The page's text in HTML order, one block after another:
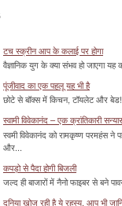
टच स्क्रीन आप के कलाई पर होगा
वैज्ञानिक युग के क्या संभव हो जाएगा
पूंजीवाद का एक पहलू यह भी है
छोटे से बॉक्‍स में किचन, टॉयलेट और
स्वामी विवेकानंद – एक क्रांतिकारी
स्वमी विवेकानंद को रामकृष्ण परमहंस
और...
कपड़ो से पैदा होगी बिजली
जल्द ही बाजारों में नैनो फाइबर से बने
दुनिया खोज रही है ये रहस्य, आप भी